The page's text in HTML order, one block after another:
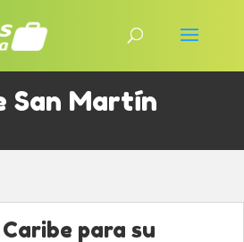
San Martín
para su